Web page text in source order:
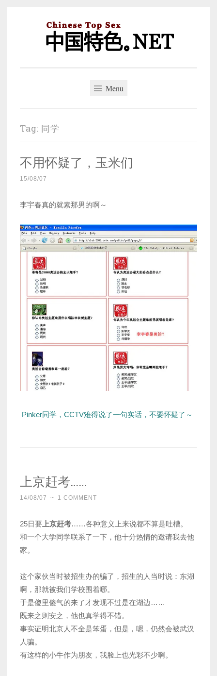
Menu
Tag: 同学
不用怀疑了，玉米们
15/08/07
李宇春真的就素那男的啊～
Pinker同学，CCTV难得说了一句实话，不要怀疑了～
上京赶考……
14/08/07 ~ 1 COMMENT
25日要 上京赶考……各种意义上来说都不算是吐槽。
和一个大学同学联系了一下，他十分热情的邀请我去他
家。
这个家伙当时被招生办的骗了，招生的人当时说：东湖
啊，那就被我们学校围着哪。
于是傻里傻气的来了才发现不过是在湖边……
既来之则安之，他也真学得不错。
事实证明北京人不全是笨蛋，但是，嗯，仍然会被武汉
人骗。
有这样的小牛作为朋友，我脸上也光彩不少啊。